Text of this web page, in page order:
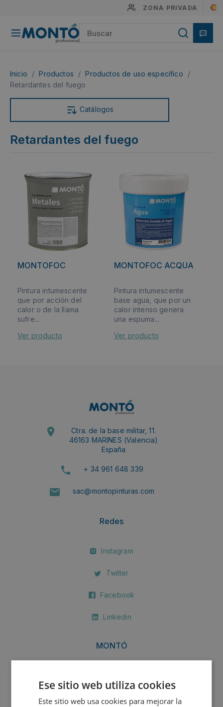
ZONA PRIVADA
Inicio / Productos / Productos de uso específico
/
Retardantes del fuego
Catálogos
Retardantes del fuego
MONTOFOC
Pintura intumescente
que por acción del
calor o de la llama
sufre...
Ver producto
MONTOFOC ACQUA
Pintura intumescente
base agua, que por un
calor intenso genera
una espuma...
Ver producto
Ctra. de la base militar, 11.
46163 MARINES (Valencia)
España
+ 34 961 648 339
sac@montopinturas.com
Redes
Instagram
Twitter
Facebook
Linkedin
MONTÓ
MONTÓ Industria
Ese sitio web utiliza cookies
Este sitio web usa cookies para mejorar la